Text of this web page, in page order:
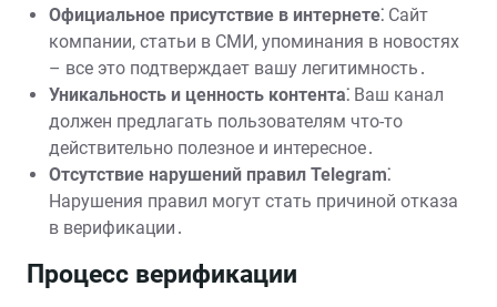
Официальное присутствие в интернете⁚ Сайт
компании, статьи в СМИ, упоминания в новостях
– все это подтверждает вашу легитимность․
Уникальность и ценность контента⁚ Ваш канал
должен предлагать пользователям что-то
действительно полезное и интересное․
Отсутствие нарушений правил Telegram⁚
Нарушения правил могут стать причиной отказа
в верификации․
Процесс верификации